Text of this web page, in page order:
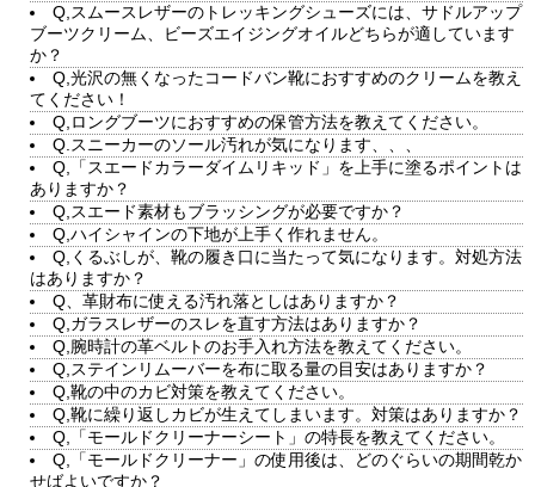
Q,スムースレザーのトレッキングシューズには、サドルアップ
ブーツクリーム、ビーズエイジングオイルどちらが適しています
か？
Q,光沢の無くなったコードバン靴におすすめのクリームを教え
てください！
Q,ロングブーツにおすすめの保管方法を教えてください。
Q.スニーカーのソール汚れが気になります、、、
Q,「スエードカラーダイムリキッド」を上手に塗るポイントは
ありますか？
Q,スエード素材もブラッシングが必要ですか？
Q,ハイシャインの下地が上手く作れません。
Q,くるぶしが、靴の履き口に当たって気になります。対処方法
はありますか？
Q、革財布に使える汚れ落としはありますか？
Q,ガラスレザーのスレを直す方法はありますか？
Q,腕時計の革ベルトのお手入れ方法を教えてください。
Q,ステインリムーバーを布に取る量の目安はありますか？
Q,靴の中のカビ対策を教えてください。
Q,靴に繰り返しカビが生えてしまいます。対策はありますか？
Q,「モールドクリーナーシート」の特長を教えてください。
Q,「モールドクリーナー」の使用後は、どのぐらいの期間乾か
せばよいですか？